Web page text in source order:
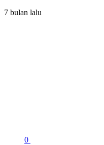
7 bulan lalu
0